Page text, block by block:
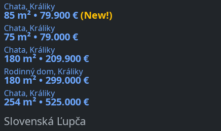
Chata, Králiky
85 m² • 79.900 €(New!)
Chata, Králiky
75 m² • 79.000 €
Chata, Králiky
180 m² • 209.900 €
Rodinný dom, Králiky
180 m² • 299.000 €
Chata, Králiky
254 m² • 525.000 €
Slovenská Ľupča